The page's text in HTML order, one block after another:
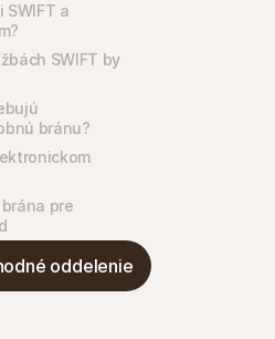
SWIFT a
SWIFT by
bránu?
pre
oddelenie